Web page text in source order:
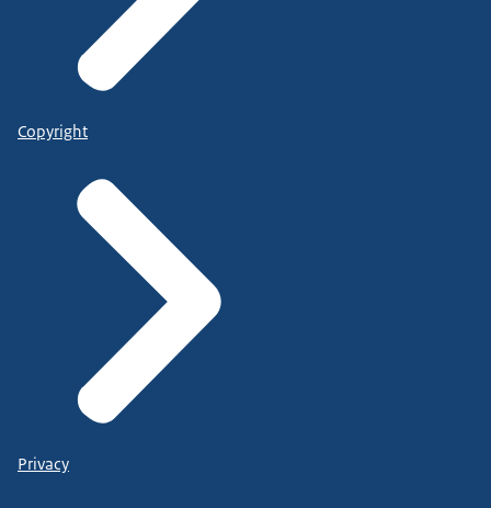
Copyright
Privacy